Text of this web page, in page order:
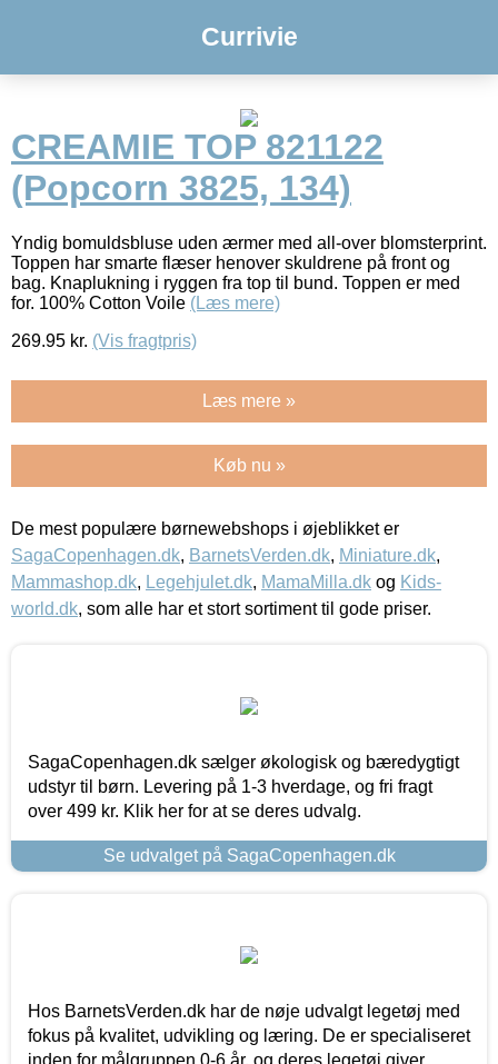
Currivie
CREAMIE TOP 821122
(Popcorn 3825, 134)
Yndig bomuldsbluse uden ærmer med all-over blomsterprint.
Toppen har smarte flæser henover skuldrene på front og
bag. Knaplukning i ryggen fra top til bund. Toppen er med
for. 100% Cotton Voile (Læs mere)
269.95 kr. (Vis fragtpris)
Læs mere »
Køb nu »
De mest populære børnewebshops i øjeblikket er
SagaCopenhagen.dk, BarnetsVerden.dk, Miniature.dk,
Mammashop.dk, Legehjulet.dk, MamaMilla.dk og Kids-
world.dk, som alle har et stort sortiment til gode priser.
SagaCopenhagen.dk sælger økologisk og bæredygtigt
udstyr til børn. Levering på 1-3 hverdage, og fri fragt
over 499 kr. Klik her for at se deres udvalg.
Se udvalget på SagaCopenhagen.dk
Hos BarnetsVerden.dk har de nøje udvalgt legetøj med
fokus på kvalitet, udvikling og læring. De er specialiseret
inden for målgruppen 0-6 år, og deres legetøj giver